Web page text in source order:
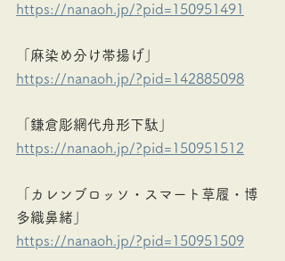
https://nanaoh.jp/?pid=150951491
「麻染め分け帯揚げ」
https://nanaoh.jp/?pid=142885098
「鎌倉彫網代舟形下駄」
https://nanaoh.jp/?pid=150951512
「カレンブロッソ・スマート草履・博
多織鼻緒」
https://nanaoh.jp/?pid=150951509